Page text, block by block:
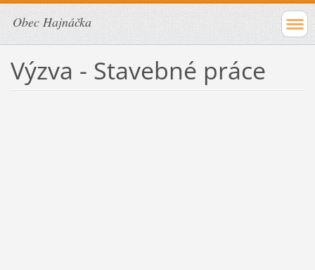
Obec Hajnáčka
Výzva - Stavebné práce